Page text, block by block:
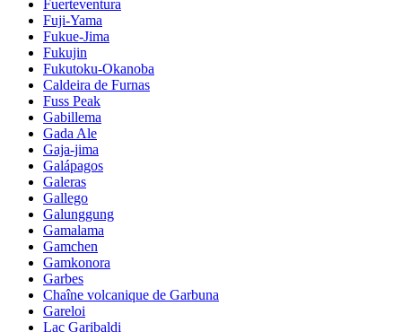
Fuerteventura
Fuji-Yama
Fukue-Jima
Fukujin
Fukutoku-Okanoba
Caldeira de Furnas
Fuss Peak
Gabillema
Gada Ale
Gaja-jima
Galápagos
Galeras
Gallego
Galunggung
Gamalama
Gamchen
Gamkonora
Garbes
Chaîne volcanique de Garbuna
Gareloi
Lac Garibaldi